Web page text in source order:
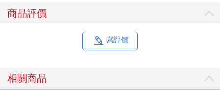
地方，那女人在那兒鋪上一張像蓆子那樣的東西。月光照進
來，那個女人的臉顯得非常蒼白。回來時，高見先生說：
『有一股怪味直衝鼻子。』緬甸女人把一種很像茉莉花的
『尼姬蒡』花直接擦在肌膚上。法國香水就是這種花的浸出
花粉味混合在一起，散發出一種強烈的氣味……」（小?行
男，1988:162）對我來說也像是一部小說的迷離入口。 然
商品評價
寫評價
相關商品